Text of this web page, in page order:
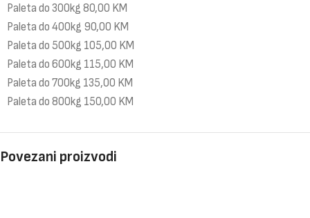
Paleta do 300kg 80,00 KM
Paleta do 400kg 90,00 KM
Paleta do 500kg 105,00 KM
Paleta do 600kg 115,00 KM
Paleta do 700kg 135,00 KM
Paleta do 800kg 150,00 KM
Povezani proizvodi